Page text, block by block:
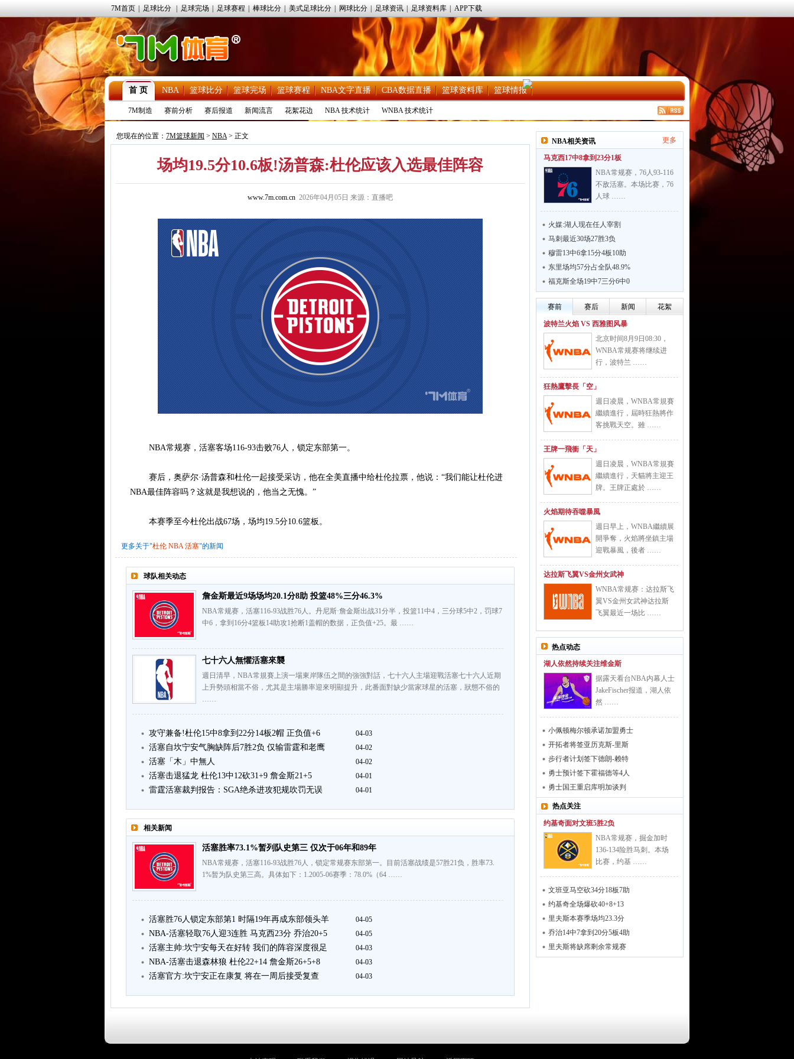
7M首页 足球比分 足球完场 足球赛程 棒球比分 美式足球比分 网球比分 足球资讯 足球资料库 APP下载
首 页 NBA 篮球比分 篮球完场 篮球赛程 NBA文字直播 CBA数据直播 篮球资料库 篮球情报
7M制造 赛前分析 赛后报道 新闻流言 花絮花边 NBA 技术统计 WNBA 技术统计
您现在的位置： 7M篮球新闻 > NBA> 正文
场均19.5分10.6板!汤普森:杜伦应该入选最佳阵容
www.7m.com.cn 2026年04月05日 来源：直播吧
NBA常规赛，活塞客场116-93击败76人，锁定东部第一。
赛后，奥萨尔·汤普森和杜伦一起接受采访，他在全美直播中给杜伦拉票，他说：“我们能让杜伦进
NBA最佳阵容吗？这就是我想说的，他当之无愧。”
本赛季至今杜伦出战67场，场均19.5分10.6篮板。
更多关于"杜伦 NBA 活塞"的新闻
球队相关动态
詹金斯最近9场场均20.1分8助 投篮48%三分46.3%
NBA常规赛，活塞116-93战胜76人。丹尼斯·詹金斯出战31分半，投篮11中4，三分球5中2，罚球7
中6，拿到16分4篮板14助攻1抢断1盖帽的数据，正负值+25。最 ……
七十六人無懼活塞來襲
週日清早，NBA常規賽上演一場東岸隊伍之間的強強對話，七十六人主場迎戰活塞七十六人近期
上升勢頭相當不俗，尤其是主場勝率迎來明顯提升，此番面對缺少當家球星的活塞，狀態不俗的
……
攻守兼备!杜伦15中8拿到22分14板2帽 正负值+6 04-03
活塞自坎宁安气胸缺阵后7胜2负 仅输雷霆和老鹰 04-02
活塞「木」中無人 04-02
活塞击退猛龙 杜伦13中12砍31+9 詹金斯21+5 04-01
雷霆活塞裁判报告：SGA绝杀进攻犯规吹罚无误 04-01
相关新闻
活塞胜率73.1%暂列队史第三 仅次于06年和89年
NBA常规赛，活塞116-93战胜76人，锁定常规赛东部第一。目前活塞战绩是57胜21负，胜率73.
1%暂为队史第三高。具体如下：1.2005-06赛季：78.0%（64 ……
活塞胜76人锁定东部第1 时隔19年再成东部领头羊 04-05
NBA-活塞轻取76人迎3连胜 马克西23分 乔治20+5 04-05
活塞主帅:坎宁安每天在好转 我们的阵容深度很足 04-03
NBA-活塞击退森林狼 杜伦22+14 詹金斯26+5+8 04-03
活塞官方:坎宁安正在康复 将在一周后接受复查 04-03
NBA相关资讯 更多
马克西17中8拿到23分1板
NBA常规赛，76人93-116
不敌活塞。本场比赛，76
人球 ……
火媒:湖人现在任人宰割
马刺最近30场27胜3负
穆雷13中6拿15分4板10助
东里场均57分占全队48.9%
福克斯全场19中7三分6中0
赛前 赛后 新闻 花絮
波特兰火焰 VS 西雅图风暴
北京时间8月9日08:30，
WNBA常规赛将继续进
行，波特兰 ……
狂熱鷹擊長「空」
週日凌晨，WNBA常規賽
繼續進行，屆時狂熱將作
客挑戰天空。雖 ……
王牌一飛衝「天」
週日凌晨，WNBA常規賽
繼續進行，天貓將主迎王
牌。王牌正處於 ……
火焰期待吞噬暴風
週日早上，WNBA繼續展
開爭奪，火焰將坐鎮主場
迎戰暴風，後者 ……
达拉斯飞翼VS金州女武神
WNBA常规赛：达拉斯飞
翼VS金州女武神达拉斯
飞翼最近一场比 ……
热点动态
湖人依然持续关注维金斯
据露天看台NBA内幕人士
JakeFischer报道，湖人依
然 ……
小佩顿梅尔顿承诺加盟勇士
开拓者将签亚历克斯-里斯
步行者计划签下德朗-赖特
勇士预计签下霍福德等4人
勇士国王重启库明加谈判
热点关注
约基奇面对文班5胜2负
NBA常规赛，掘金加时
136-134险胜马刺。本场
比赛，约基 ……
文班亚马空砍34分18板7助
约基奇全场爆砍40+8+13
里夫斯本赛季场均23.3分
乔治14中7拿到20分5板4助
里夫斯将缺席剩余常规赛